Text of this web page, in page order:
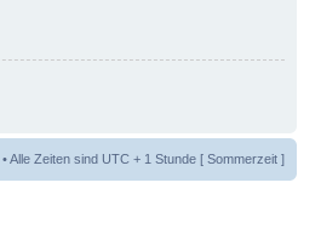
• Alle Zeiten sind UTC + 1 Stunde [ Sommerzeit ]